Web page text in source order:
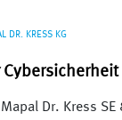
DR. KRESS KG
Mapal Dr. Kress